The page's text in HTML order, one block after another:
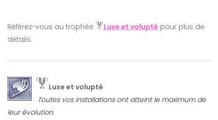
Référez-vous au trophée Luxe et volupté pour plus de
détails.
Luxe et volupté
Toutes vos installations ont atteint le maximum de
leur évolution.